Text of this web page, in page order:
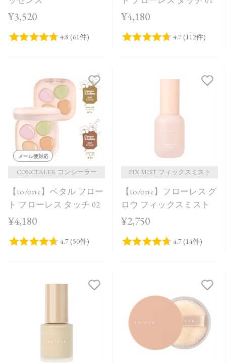
¥3,520 ¥4,180
メール便対応
CONCEALER コンシーラー
【to/one】ペタル フロー
ト フローレス タッチ 02
¥4,180
FIX MIST フィックスミスト
【to/one】フローレス グ
ロウ フィックスミスト
¥2,750